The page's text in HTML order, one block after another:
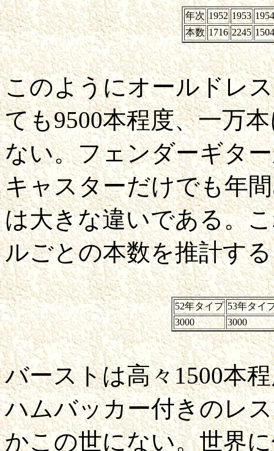
年次 1952 1953 1954
本数 1716 2245 1504
このようにオールドレ
ても9500本程度、一万
ない。フェンダーギタ
キャスターだけでも年
は大きな違いである。
ルごとの本数を推計す
52年タイプ 53年タイ
3000
3000
バーストは高々1500本
ハムバッカー付きのレ
かこの世にない。世界